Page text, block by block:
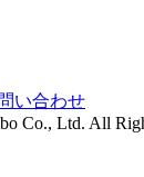
い合わせ
Co., Ltd. All